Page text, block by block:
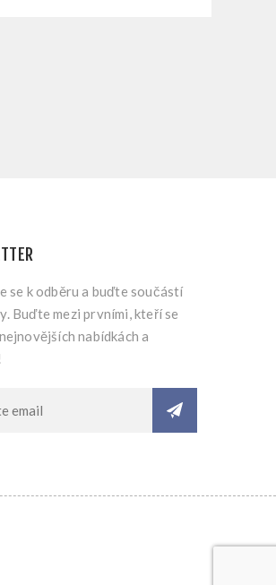
se k odběru a buďte součástí
Buďte mezi prvními, kteří se
nabídkách a